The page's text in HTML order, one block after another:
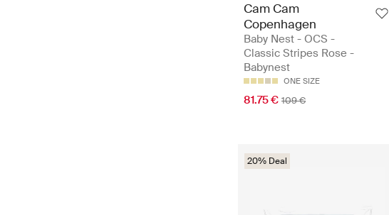
Cam Cam
Copenhagen
Baby Nest - OCS -
Classic Stripes Rose -
Babynest
ONE SIZE
81.75 € 109 €
20% Deal